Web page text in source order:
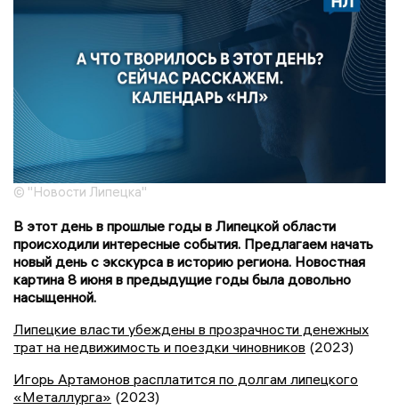
© "Новости Липецка"
В этот день в прошлые годы в Липецкой области
происходили интересные события. Предлагаем начать
новый день с экскурса в историю региона. Новостная
картина 8 июня в предыдущие годы была довольно
насыщенной.
Липецкие власти убеждены в прозрачности денежных
трат на недвижимость и поездки чиновников (2023)
Игорь Артамонов расплатится по долгам липецкого
«Металлурга» (2023)